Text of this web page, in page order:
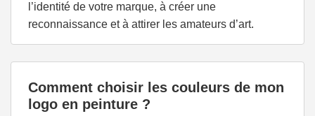
l’identité de votre marque, à créer une
reconnaissance et à attirer les amateurs d’art.
Comment choisir les couleurs de mon
logo en peinture ?